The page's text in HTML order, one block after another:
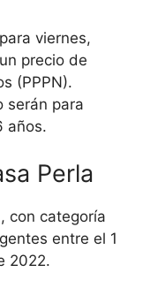
viernes,
precio de
(PPPN).
serán para
años.
Perla
con categoría
entre el 1
2022.